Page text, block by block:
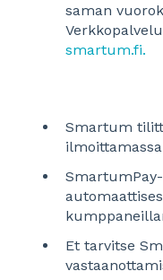
saman
smartum.fi.
Smartum
Et tarvitse